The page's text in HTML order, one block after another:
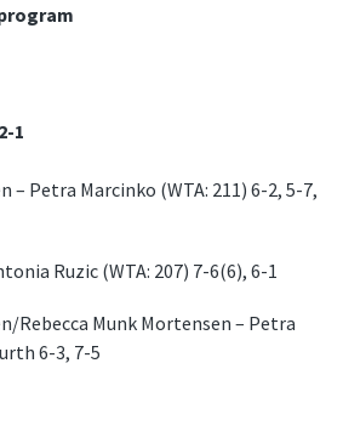
1
– Petra Marcinko (WTA: 211) 6-2, 5-7,
Ruzic (WTA: 207) 7-6(6), 6-1
Rebecca Munk Mortensen – Petra
6-3, 7-5